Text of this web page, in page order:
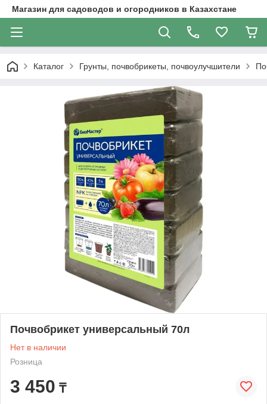
Магазин для садоводов и огородников в Казахстане
Каталог Грунты, почвобрикеты, почвоулучшители
Почвобрикет универсальный 70л
Нет в наличии
Розница
3 450 ₸